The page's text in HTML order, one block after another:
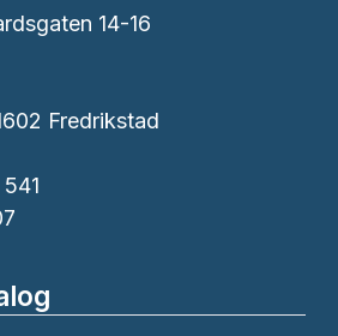
14-16
Fredrikstad